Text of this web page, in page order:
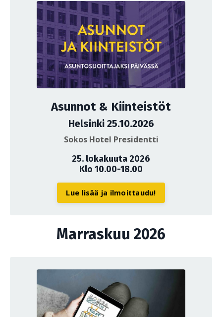
Asunnot & Kiinteistöt
Helsinki 25.10.2026
Sokos Hotel Presidentti
25. lokakuuta 2026
Klo 10.00-18.00
Lue lisää ja ilmoittaudu!
Marraskuu 2026